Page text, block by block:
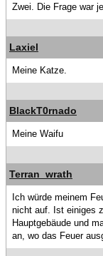
Zwei. Die Frage war
Laxiel
Meine Katze.
BlackT0rnado
Meine Waifu
Terran_wrath
Ich würde meinem
nicht auf. Ist einiges
Hauptgebäude und
an, wo das Feuer